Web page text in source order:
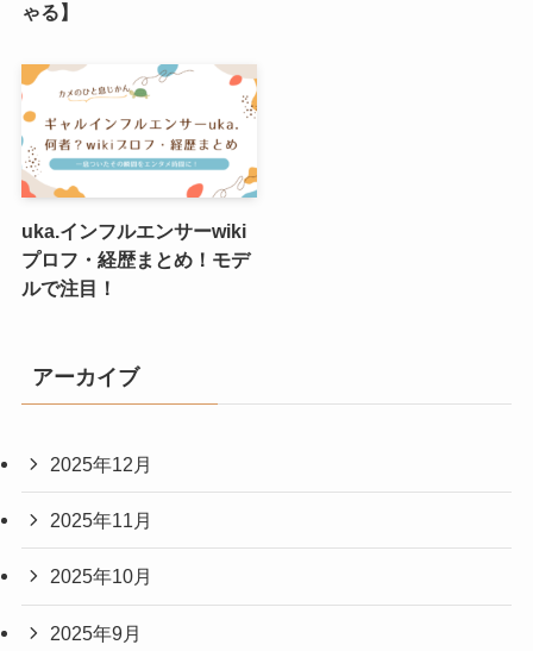
ゃる】
uka.インフルエンサーwiki
プロフ・経歴まとめ！モデ
ルで注目！
アーカイブ
2025年12月
2025年11月
2025年10月
2025年9月